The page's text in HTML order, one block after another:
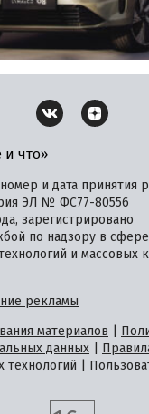
и что»
и дата принятия
ЭЛ № ФС77-80556
зарегистрировано
по надзору в сфере
и массовых
рекламы
материалов
данных
технологий